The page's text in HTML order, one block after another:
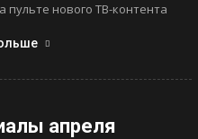
нового ТВ-контента
апреля